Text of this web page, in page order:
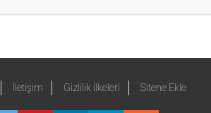
İletişim Gizlilik İlkeleri Sitene Ekle